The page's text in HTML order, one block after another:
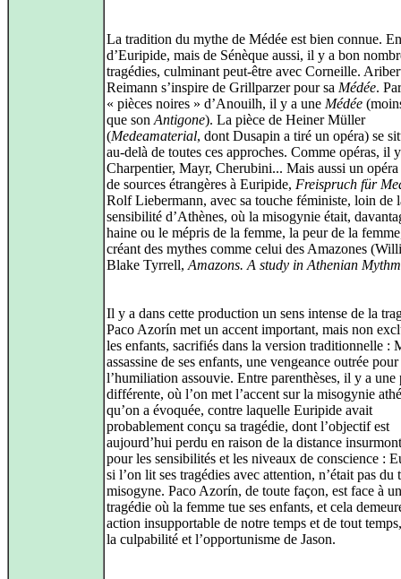
La tradition du mythe de Médée est bien connue.
d’Euripide, mais de Sénèque aussi, il y a bon
tragédies, culminant peut‑être avec Corneille.
Reimann s’inspire de Grillparzer pour sa Médée.
« pièces noires » d’Anouilh, il y a une Médée
que son Antigone). La pièce de Heiner Müller
(Medeamaterial, dont Dusapin a tiré un opéra) se
au‑delà de toutes ces approches. Comme opéras, il
Charpentier, Mayr, Cherubini... Mais aussi un opéra
de sources étrangères à Euripide, Freispruch für
Rolf Liebermann, avec sa touche féministe, loin de
sensibilité d’Athènes, où la misogynie était,
haine ou le mépris de la femme, la peur de la
créant des mythes comme celui des Amazones
Blake Tyrrell, Amazons. A study in Athenian
Il y a dans cette production un sens intense de la
Paco Azorín met un accent important, mais non
les enfants, sacrifiés dans la version traditionnelle :
assassine de ses enfants, une vengeance outrée pour
l’humiliation assouvie. Entre parenthèses, il y a une
différente, où l’on met l’accent sur la misogynie
qu’on a évoquée, contre laquelle Euripide avait
probablement conçu sa tragédie, dont l’objectif est
aujourd’hui perdu en raison de la distance
pour les sensibilités et les niveaux de conscience :
si l’on lit ses tragédies avec attention, n’était pas du
misogyne. Paco Azorín, de toute façon, est face à
tragédie où la femme tue ses enfants, et cela
action insupportable de notre temps et de tout
la culpabilité et l’opportunisme de Jason.